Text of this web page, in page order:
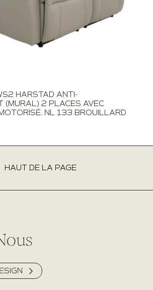
HARSTAD ANTI-
(MURAL) 2 PLACES AVEC
NL 133 BROUILLARD
HAUT DE LA PAGE